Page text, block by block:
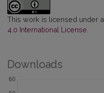
This work is licensed under a
4.0 International License
Downloads